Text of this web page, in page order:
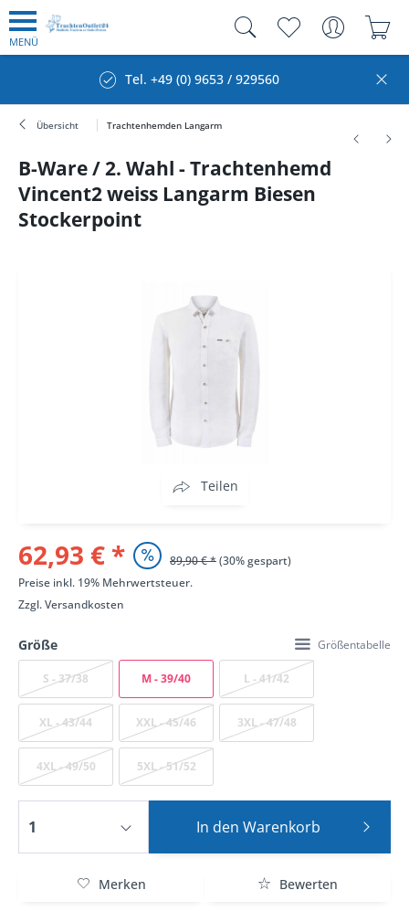
MENÜ
Tel. +49 (0) 9653 / 929560
Übersicht Trachtenhemden Langarm
B-Ware / 2. Wahl - Trachtenhemd
Vincent2 weiss Langarm Biesen
Stockerpoint
Teilen
62,93 € * 89,90 € *(30% gespart)
Preise inkl. 19% Mehrwertsteuer.
Zzgl.Versandkosten
Größe Größentabelle
S - 37/38 M - 39/40 L - 41/42
XL - 43/44 XXL - 45/46 3XL - 47/48
4XL - 49/50 5XL - 51/52
In den Warenkorb
Merken Bewerten